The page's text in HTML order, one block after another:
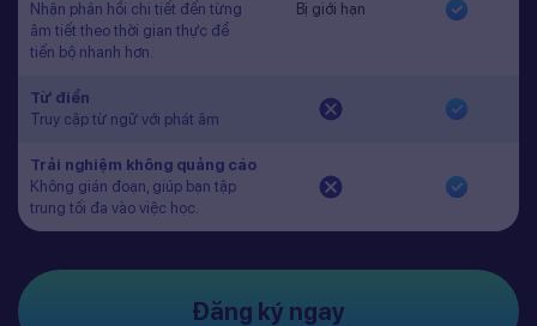
Nhận phản hồi chi tiết đến từng
âm tiết theo thời gian thực để
tiến bộ nhanh hơn.
Bị giới hạn
Từ điển
Truy cập từ ngữ với phát âm
Trải nghiệm không quảng cáo
Không gián đoạn, giúp bạn tập
trung tối đa vào việc học.
Đăng ký ngay